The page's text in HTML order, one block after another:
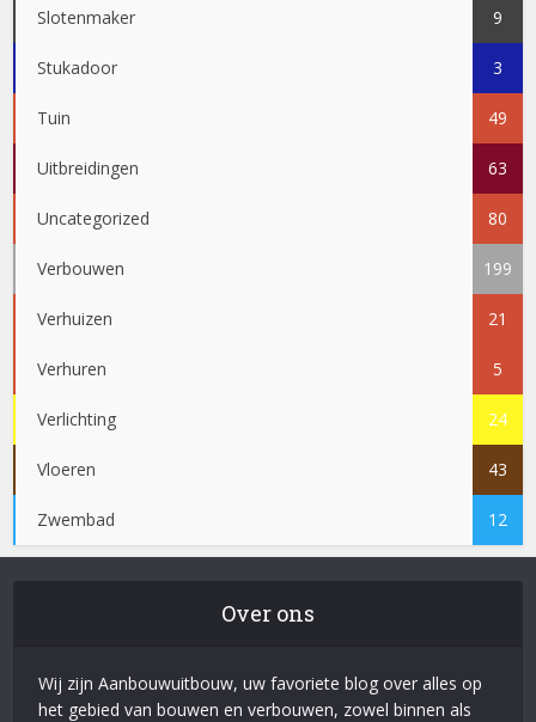
Slotenmaker 9
Stukadoor 3
Tuin 49
Uitbreidingen 63
Uncategorized 80
Verbouwen 199
Verhuizen 21
Verhuren 5
Verlichting 24
Vloeren 43
Zwembad 12
Over ons
Wij zijn Aanbouwuitbouw, uw favoriete blog over alles op
het gebied van bouwen en verbouwen, zowel binnen als